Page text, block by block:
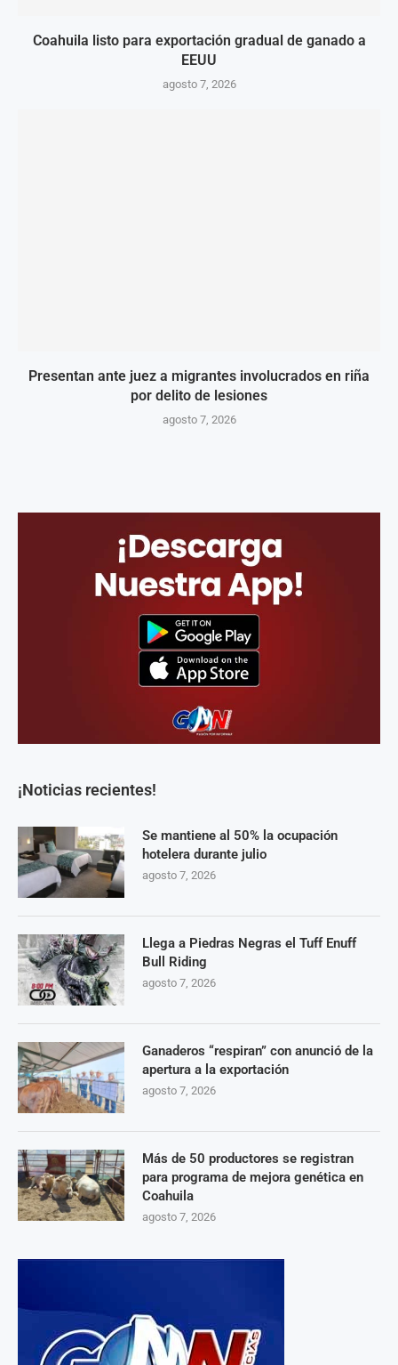
Coahuila listo para exportación gradual de ganado a
EEUU
agosto 7, 2026
Presentan ante juez a migrantes involucrados en riña
por delito de lesiones
agosto 7, 2026
¡Noticias recientes!
Se mantiene al 50% la ocupación
hotelera durante julio
agosto 7, 2026
Llega a Piedras Negras el Tuff Enuff
Bull Riding
agosto 7, 2026
Ganaderos “respiran” con anunció de la
apertura a la exportación
agosto 7, 2026
Más de 50 productores se registran
para programa de mejora genética en
Coahuila
agosto 7, 2026